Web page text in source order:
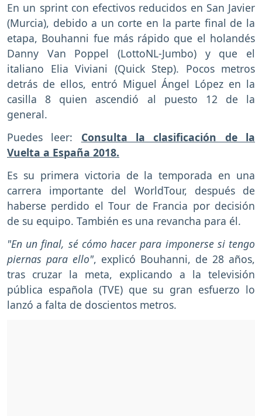
En un sprint con efectivos reducidos en San Javier
(Murcia), debido a un corte en la parte final de la
etapa, Bouhanni fue más rápido que el holandés
Danny Van Poppel (LottoNL-Jumbo) y que el
italiano Elia Viviani (Quick Step). Pocos metros
detrás de ellos, entró Miguel Ángel López en la
casilla 8 quien ascendió al puesto 12 de la
general.
Puedes leer: Consulta la clasificación de la
Vuelta a España 2018.
Es su primera victoria de la temporada en una
carrera importante del WorldTour, después de
haberse perdido el Tour de Francia por decisión
de su equipo. También es una revancha para él.
"En un final, sé cómo hacer para imponerse si tengo
piernas para ello", explicó Bouhanni, de 28 años,
tras cruzar la meta, explicando a la televisión
pública española (TVE) que su gran esfuerzo lo
lanzó a falta de doscientos metros.